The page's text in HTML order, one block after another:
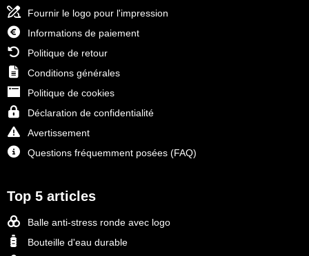
Fournir le logo pour l'impression
Informations de paiement
Politique de retour
Conditions générales
Politique de cookies
Déclaration de confidentialité
Avertissement
Questions fréquemment posées (FAQ)
Top 5 articles
Balle anti-stress ronde avec logo
Bouteille d'eau durable